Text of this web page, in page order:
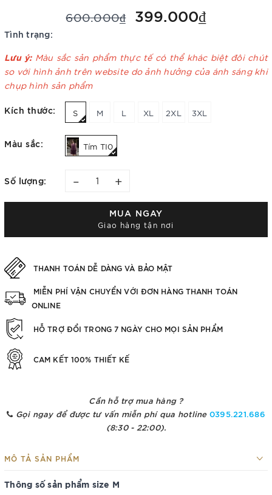
600.000₫ 399.000₫
Tình trạng:
Lưu ý: Màu sắc sản phẩm thực tế có thể khác biệt đôi chút
so với hình ảnh trên website do ảnh hưởng của ánh sáng khi
chụp hình sản phẩm
Kích thước: S M L XL 2XL 3XL
Màu sắc: Tím TI0
Số lượng: – +
MUA NGAY
Giao hàng tận nơi
THANH TOÁN DỄ DÀNG VÀ BẢO MẬT
MIỄN PHÍ VẬN CHUYỂN VỚI ĐƠN HÀNG THANH TOÁN
ONLINE
HỖ TRỢ ĐỔI TRONG 7 NGÀY CHO MỌI SẢN PHẨM
CAM KẾT 100% THIẾT KẾ
Cần hỗ trợ mua hàng ?
Gọi ngay để được tư vấn miễn phí qua hotline 0395.221.686
(8:30 - 22:00).
MÔ TẢ SẢN PHẨM
Thông số sản phẩm size M